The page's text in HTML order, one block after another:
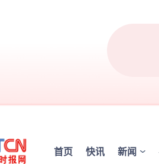
首页 快讯 新闻